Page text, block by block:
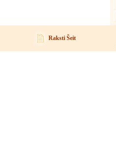
Raksti Šeit